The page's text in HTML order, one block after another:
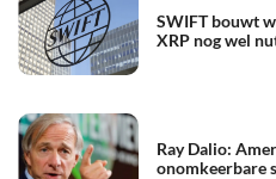
SWIFT bouwt
XRP nog wel
Ray Dalio:
onomkeerbare